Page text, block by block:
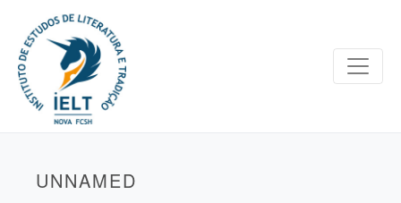
UNNAMED